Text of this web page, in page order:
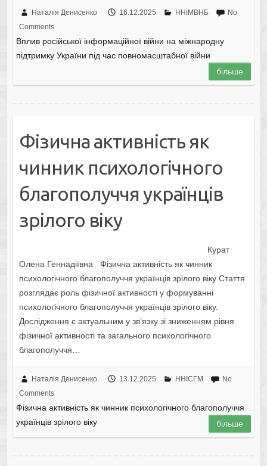
Наталія Денисенко 16.12.2025 ННІМВНБ
No
Comments
Вплив російської інформаційної війни на міжнародну
підтримку України під час повномасштабної війни
більше
Фізична активність як
чинник психологічного
благополуччя українців
зрілого віку
Курат
Олена Геннадіївна Фізична активність як чинник
психологічного благополуччя українців зрілого віку Стаття
розглядає роль фізичної активності у формуванні
психологічного благополуччя українців зрілого віку.
Дослідження є актуальним у зв’язку зі зниженням рівня
фізичної активності та загального психологічного
благополуччя…
Наталія Денисенко 13.12.2025 ННІСГМ
No
Comments
Фізична активність як чинник психологічного благополуччя
українців зрілого віку
більше